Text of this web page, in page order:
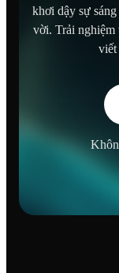
khơi dậy sự
vời. Trải nghiệm
viết